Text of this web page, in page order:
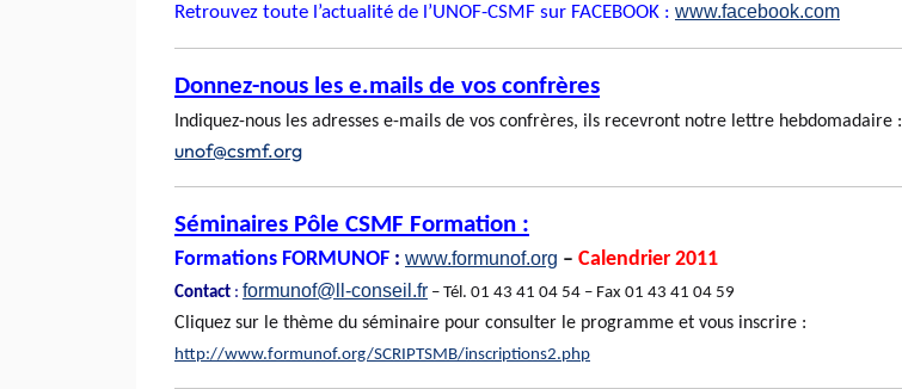
Retrouvez toute l’actualité de l’UNOF-CSMF sur FACEBOOK : www.facebook.com
Donnez-nous les e.mails de vos confrères
Indiquez-nous les adresses e-mails de vos confrères, ils recevront notre lettre hebdomadaire :
unof@csmf.org
Séminaires Pôle CSMF Formation :
Formations FORMUNOF : www.formunof.org – Calendrier 2011
Contact : formunof@ll-conseil.fr – Tél. 01 43 41 04 54 – Fax 01 43 41 04 59
Cliquez sur le thème du séminaire pour consulter le programme et vous inscrire :
http://www.formunof.org/SCRIPTSMB/inscriptions2.php